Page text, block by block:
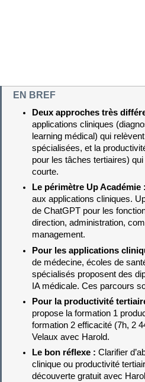
EN BREF
Deux approches très
applications cliniques
learning médical) qui
spécialisées, et la
pour les tâches tertiaires)
courte.
Le périmètre Up Académie :
aux applications cliniques.
de ChatGPT pour les
direction, administration,
management.
Pour les applications
de médecine, écoles de
spécialisés proposent des
IA médicale. Ces parcours
Pour la productivité
propose la formation 1
formation 2 efficacité (7h, 2
Velaux avec Harold.
Le bon réflexe : Clarifier
clinique ou productivité
découverte gratuit avec